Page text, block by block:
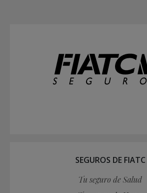
SEGUROS DE FIATC
Tu seguro de Salud